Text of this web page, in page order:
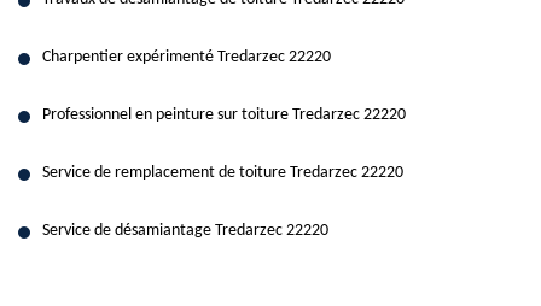
Charpentier expérimenté Tredarzec 22220
Professionnel en peinture sur toiture Tredarzec 22220
Service de remplacement de toiture Tredarzec 22220
Service de désamiantage Tredarzec 22220